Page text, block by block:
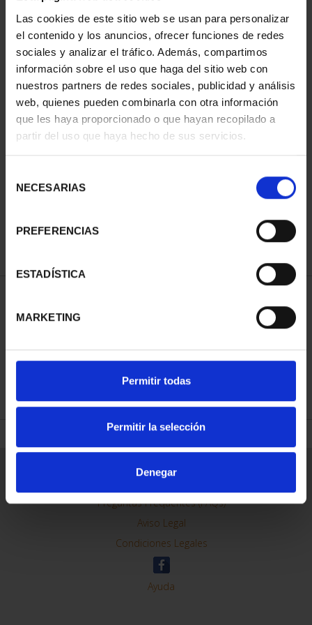
Las cookies de este sitio web se usan para personalizar
el contenido y los anuncios, ofrecer funciones de redes
sociales y analizar el tráfico. Además, compartimos
información sobre el uso que haga del sitio web con
nuestros partners de redes sociales, publicidad y análisis
web, quienes pueden combinarla con otra información
que les haya proporcionado o que hayan recopilado a
partir del uso que haya hecho de sus servicios.
NECESARIAS
PREFERENCIAS
ESTADÍSTICA
MARKETING
Permitir todas
Permitir la selección
Denegar
PATRIMONIO
NACIONAL II - PALACIO
73,00 €
REFINAR
Información General
Contacto
Preguntas Frequentes (FAQs)
Aviso Legal
Condiciones Legales
Ayuda